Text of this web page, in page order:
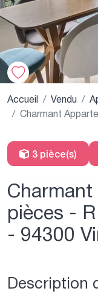
Accueil Vendu
Charmant
3 pièce(s)
pièces -
- 94300
Description